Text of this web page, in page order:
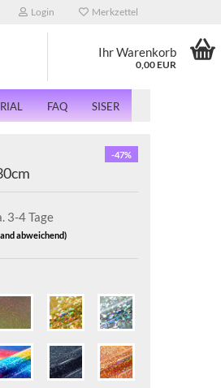
Login Merkzettel
Ihr Warenkorb
0,00 EUR
FAQ SISER
-47%
3-4 Tage
abweichend)